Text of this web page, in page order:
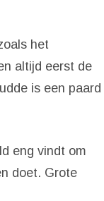
het
altijd eerst de
is een paard
eng vindt om
doet. Grote